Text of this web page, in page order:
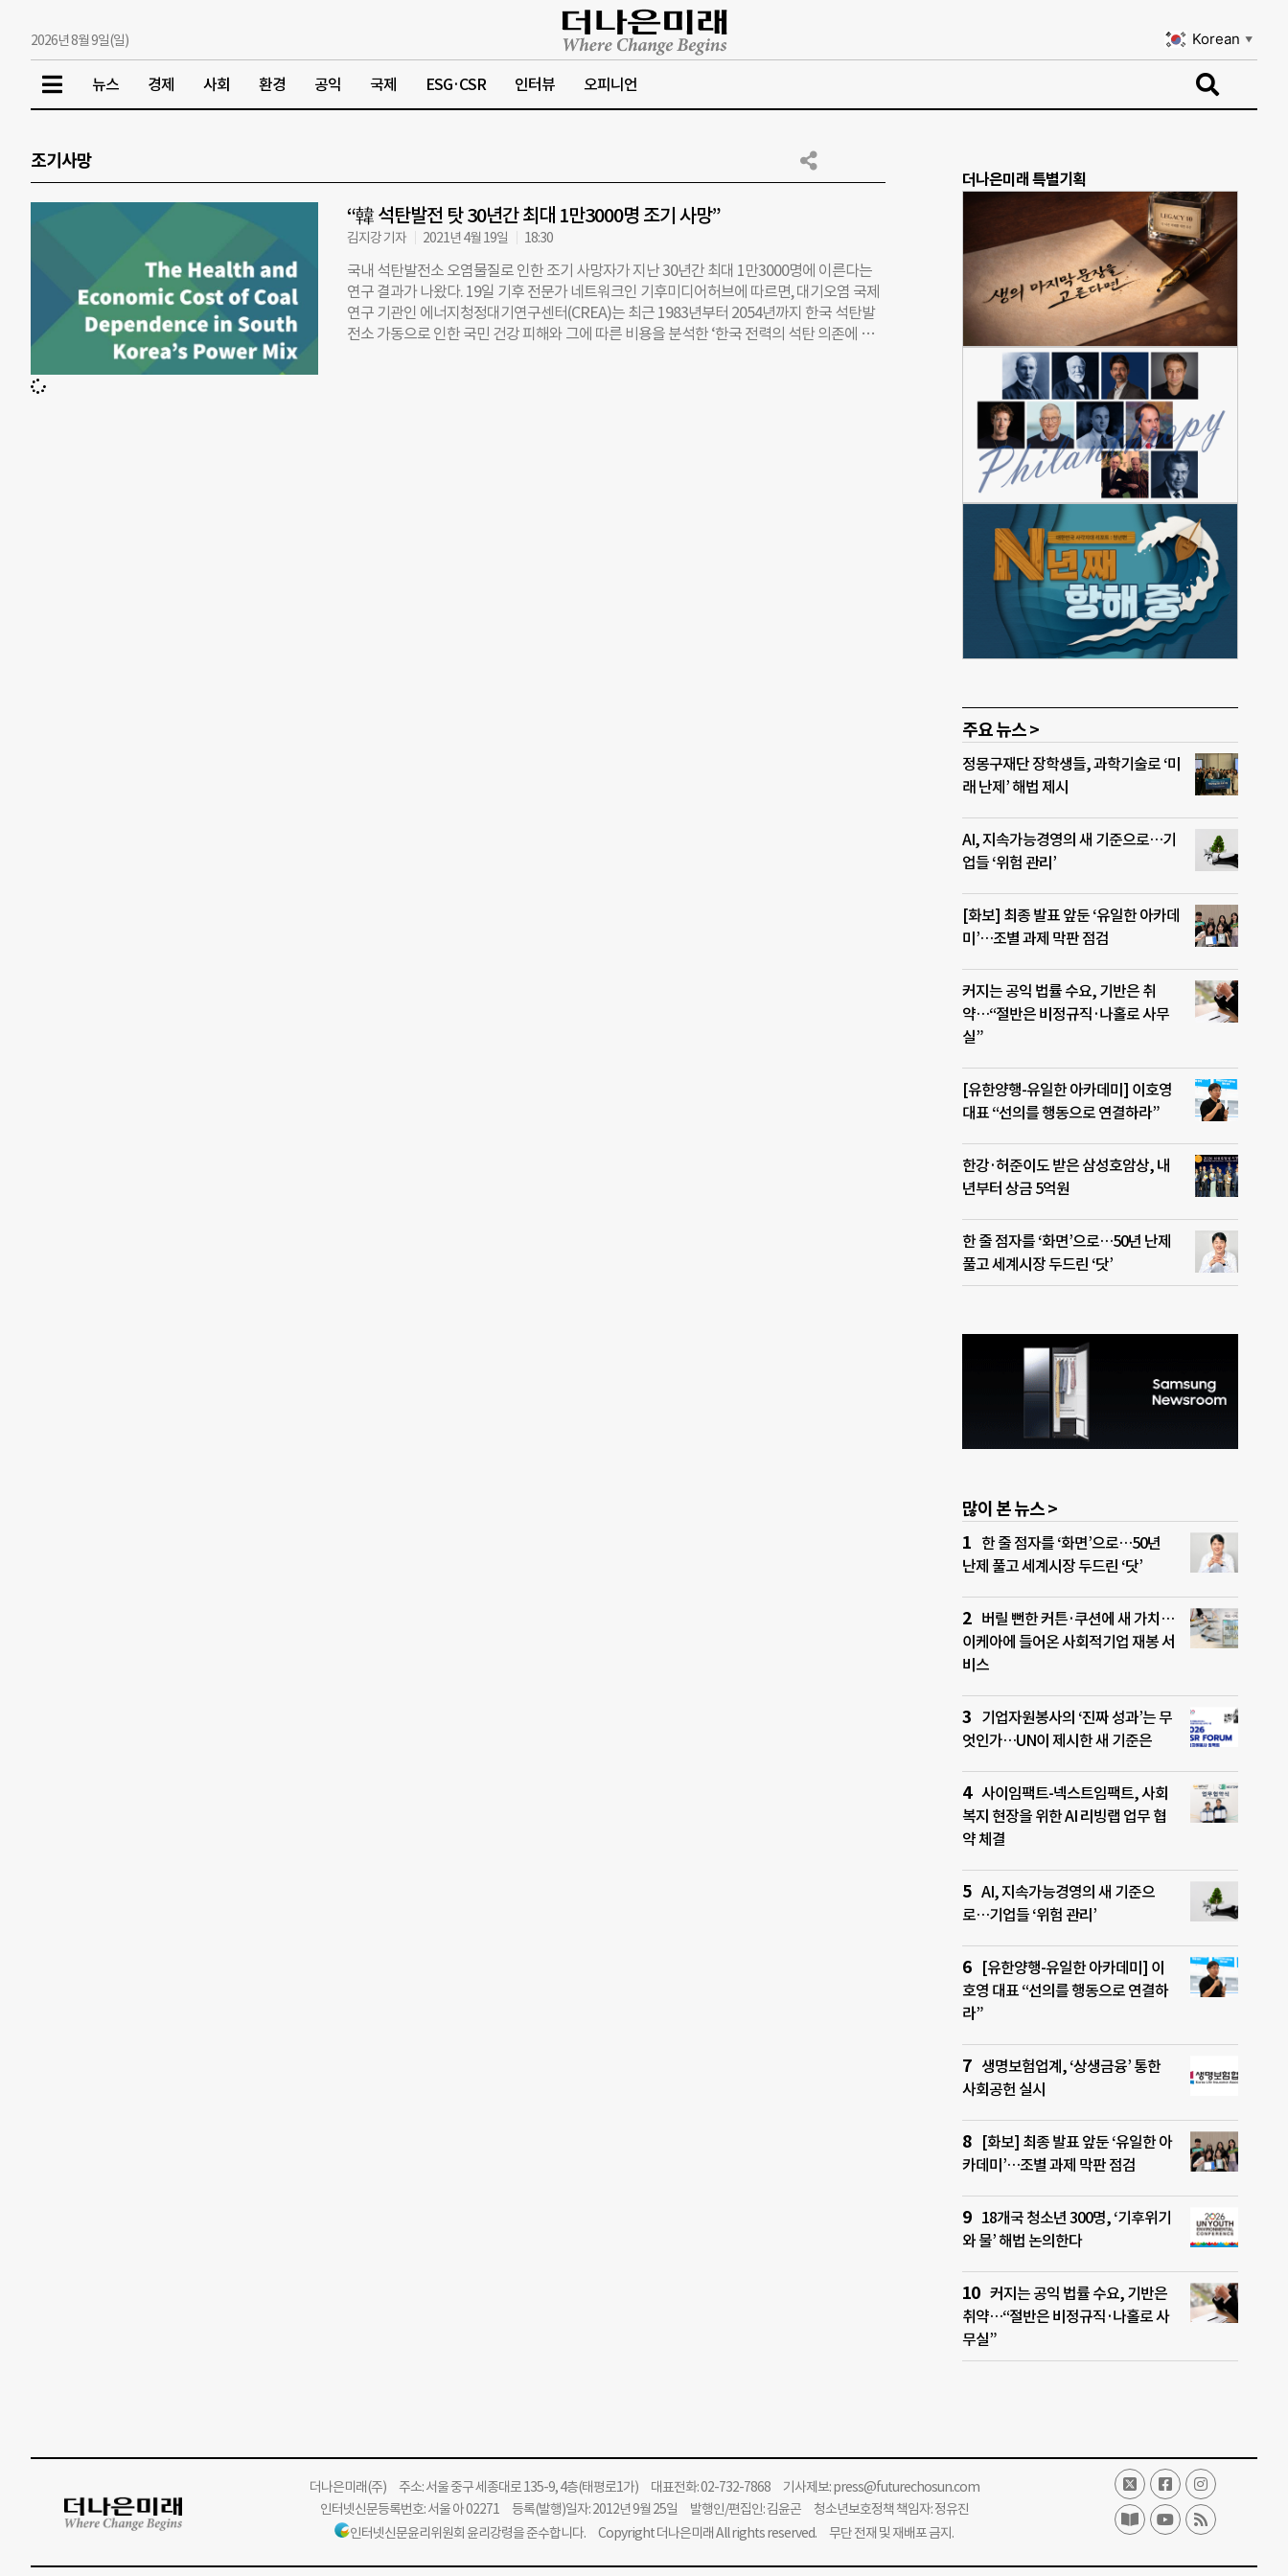
2026년 8월 9일(일) Korean ▼
뉴스 경제 사회 환경 공익 국제 ESG·CSR 인터뷰 오피니언
조기사망
“韓 석탄발전 탓 30년간 최대 1만3000명 조기 사망”
김지강 기자 2021년 4월 19일 18:30
국내 석탄발전소 오염물질로 인한 조기 사망자가 지난 30년간 최대 1만3000명에 이른다는
연구 결과가 나왔다. 19일 기후 전문가 네트워크인 기후미디어허브에 따르면, 대기오염 국제
연구 기관인 에너지청정대기연구센터(CREA)는 최근 1983년부터 2054년까지 한국 석탄발
전소 가동으로 인한 국민 건강 피해와 그에 따른 비용을 분석한 ‘한국 전력의 석탄 의존에 따
더나은미래 특별기획
주요 뉴스 >
정몽구재단 장학생들, 과학기술로 ‘미
래 난제’ 해법 제시
AI, 지속가능경영의 새 기준으로…기
업들 ‘위험 관리’
[화보] 최종 발표 앞둔 ‘유일한 아카데
미’…조별 과제 막판 점검
커지는 공익 법률 수요, 기반은 취
약…“절반은 비정규직·나홀로 사무
실”
[유한양행-유일한 아카데미] 이호영
대표 “선의를 행동으로 연결하라”
한강·허준이도 받은 삼성호암상, 내
년부터 상금 5억원
한 줄 점자를 ‘화면’으로…50년 난제
풀고 세계시장 두드린 ‘닷’
많이 본 뉴스 >
한 줄 점자를 ‘화면’으로…50년
난제 풀고 세계시장 두드린 ‘닷’
버릴 뻔한 커튼·쿠션에 새 가치…
이케아에 들어온 사회적기업 재봉 서
비스
기업자원봉사의 ‘진짜 성과’는 무
엇인가…UN이 제시한 새 기준은
사이임팩트-넥스트임팩트, 사회
복지 현장을 위한 AI 리빙랩 업무 협
약 체결
AI, 지속가능경영의 새 기준으
로…기업들 ‘위험 관리’
[유한양행-유일한 아카데미] 이
호영 대표 “선의를 행동으로 연결하
라”
생명보험업계, ‘상생금융’ 통한
사회공헌 실시
[화보] 최종 발표 앞둔 ‘유일한 아
카데미’…조별 과제 막판 점검
18개국 청소년 300명, ‘기후위기
와 물’ 해법 논의한다
커지는 공익 법률 수요, 기반은
취약…“절반은 비정규직·나홀로 사
무실”
더나은미래(주)주소: 서울 중구 세종대로 135-9, 4층(태평로1가) 대표전화: 02-732-7868 기사제보:press@futurechosun.com
인터넷신문등록번호: 서울 아 02271 등록(발행)일자: 2012년 9월 25일 발행인/편집인: 김윤곤 청소년보호정책 책임자: 정유진
인터넷신문윤리위원회 윤리강령을 준수합니다. Copyright 더나은미래 All rights reserved. 무단 전재 및 재배포 금지.